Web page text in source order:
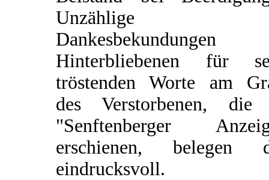
Unzählige
Dankesbekundungen
Hinterbliebenen für
tröstenden Worte am
des Verstorbenen,
"Senftenberger
erschienen, belegen
eindrucksvoll.